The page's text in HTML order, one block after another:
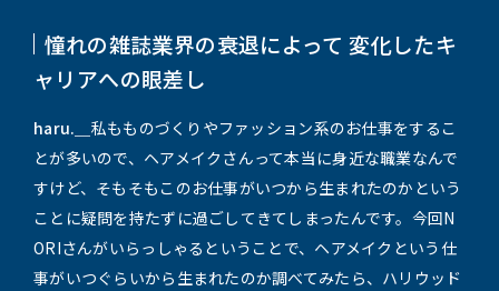
憧れの雑誌業界の衰退によって 変化したキ
ャリアへの眼差し
haru.＿ 私もものづくりやファッション系のお仕事をするこ
とが多いので、ヘアメイクさんって本当に身近な職業なんで
すけど、そもそもこのお仕事がいつから生まれたのかという
ことに疑問を持たずに過ごしてきてしまったんです。今回N
ORIさんがいらっしゃるということで、ヘアメイクという仕
事がいつぐらいから生まれたのか調べてみたら、ハリウッド